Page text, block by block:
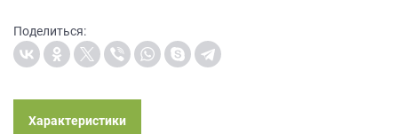
Поделиться:
Характеристики
метрическими
программами